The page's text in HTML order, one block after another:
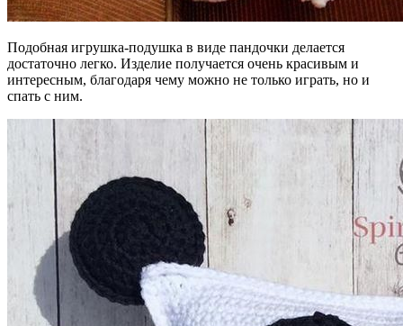
Подобная игрушка-подушка в виде пандочки делается
достаточно легко. Изделие получается очень красивым и
интересным, благодаря чему можно не только играть, но и
спать с ним.